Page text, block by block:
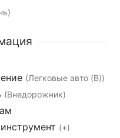
(Легковые авто (B))
(Внедорожник)
(+)